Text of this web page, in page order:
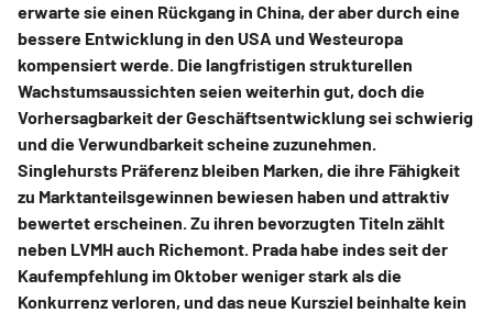
erwarte sie einen Rückgang in China, der aber durch eine
bessere Entwicklung in den USA und Westeuropa
kompensiert werde. Die langfristigen strukturellen
Wachstumsaussichten seien weiterhin gut, doch die
Vorhersagbarkeit der Geschäftsentwicklung sei schwierig
und die Verwundbarkeit scheine zuzunehmen.
Singlehursts Präferenz bleiben Marken, die ihre Fähigkeit
zu Marktanteilsgewinnen bewiesen haben und attraktiv
bewertet erscheinen. Zu ihren bevorzugten Titeln zählt
neben LVMH auch Richemont. Prada habe indes seit der
Kaufempfehlung im Oktober weniger stark als die
Konkurrenz verloren, und das neue Kursziel beinhalte kein